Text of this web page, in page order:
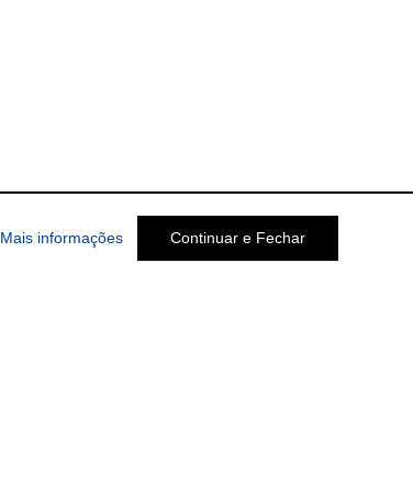
Mais informações Continuar e Fechar